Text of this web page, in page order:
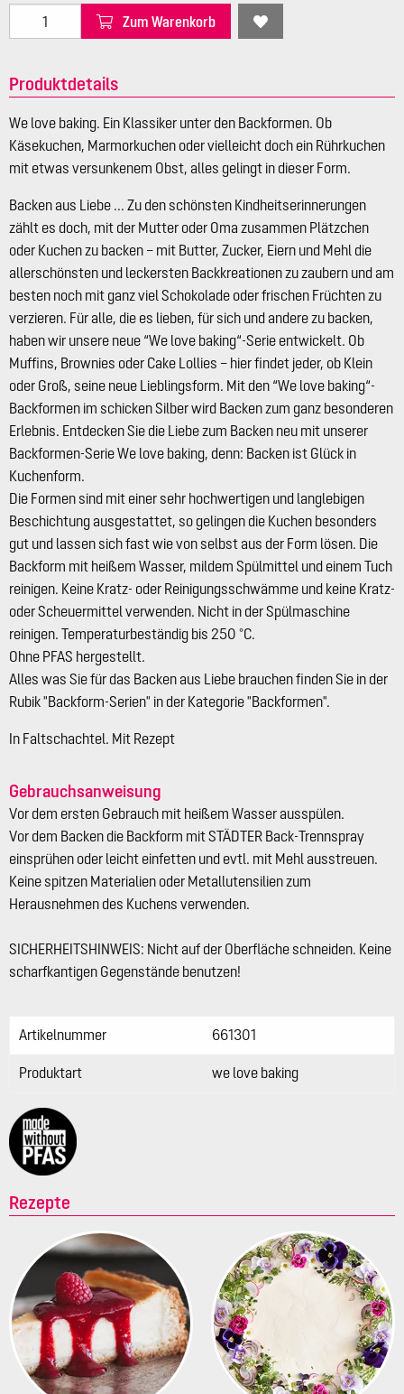
Zum Warenkorb
Produktdetails
We love baking. Ein Klassiker unter den Backformen. Ob
Käsekuchen, Marmorkuchen oder vielleicht doch ein Rührkuchen
mit etwas versunkenem Obst, alles gelingt in dieser Form.
Backen aus Liebe ... Zu den schönsten Kindheitserinnerungen
zählt es doch, mit der Mutter oder Oma zusammen Plätzchen
oder Kuchen zu backen – mit Butter, Zucker, Eiern und Mehl die
allerschönsten und leckersten Backkreationen zu zaubern und am
besten noch mit ganz viel Schokolade oder frischen Früchten zu
verzieren. Für alle, die es lieben, für sich und andere zu backen,
haben wir unsere neue “We love baking“-Serie entwickelt. Ob
Muffins, Brownies oder Cake Lollies – hier findet jeder, ob Klein
oder Groß, seine neue Lieblingsform. Mit den “We love baking“-
Backformen im schicken Silber wird Backen zum ganz besonderen
Erlebnis. Entdecken Sie die Liebe zum Backen neu mit unserer
Backformen-Serie We love baking, denn: Backen ist Glück in
Kuchenform.
Die Formen sind mit einer sehr hochwertigen und langlebigen
Beschichtung ausgestattet, so gelingen die Kuchen besonders
gut und lassen sich fast wie von selbst aus der Form lösen. Die
Backform mit heißem Wasser, mildem Spülmittel und einem Tuch
reinigen. Keine Kratz- oder Reinigungsschwämme und keine Kratz-
oder Scheuermittel verwenden. Nicht in der Spülmaschine
reinigen. Temperaturbeständig bis 250 °C.
Ohne PFAS hergestellt.
Alles was Sie für das Backen aus Liebe brauchen finden Sie in der
Rubik "Backform-Serien" in der Kategorie "Backformen".
In Faltschachtel. Mit Rezept
Gebrauchsanweisung
Vor dem ersten Gebrauch mit heißem Wasser ausspülen.
Vor dem Backen die Backform mit STÄDTER Back-Trennspray
einsprühen oder leicht einfetten und evtl. mit Mehl ausstreuen.
Keine spitzen Materialien oder Metallutensilien zum
Herausnehmen des Kuchens verwenden.
SICHERHEITSHINWEIS: Nicht auf der Oberfläche schneiden. Keine
scharfkantigen Gegenstände benutzen!
Artikelnummer 661301
Produktart we love baking
Rezepte